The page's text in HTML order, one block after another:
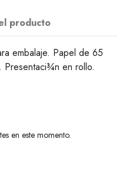
producto
embalaje. Papel de 65
en rollo.
en este momento.